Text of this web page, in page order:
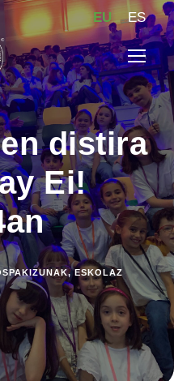
EU ES
distira
Ei!
, ESKOLAZ